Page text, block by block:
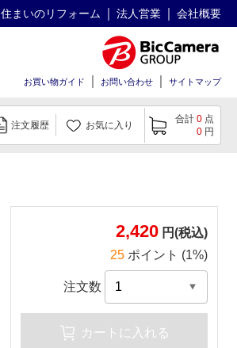
住まいのリフォーム 法人営業 会社概要
お買い物ガイド お問い合わせ サイトマップ
注文履歴 お気に入り
合計 0 点
0 円
2,420 円(税込)
25 ポイント (1%)
注文数
カートに入れる